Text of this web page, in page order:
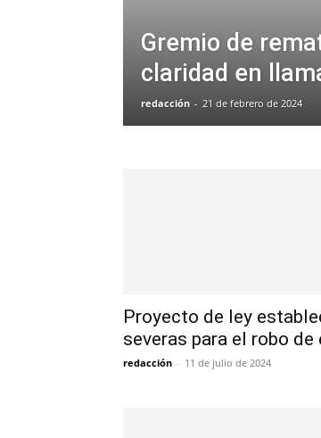
Gremio de
claridad en
redacción - 21 de febrero de 2024
Proyecto de ley
severas para el robo de
redacción - 11 de julio de 2024